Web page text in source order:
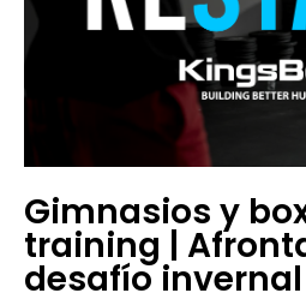
Gimnasios y
training |
desafío invernal